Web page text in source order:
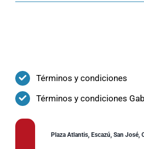
Términos y condiciones
Términos y condiciones
Plaza Atlantis, Escazú, San José,